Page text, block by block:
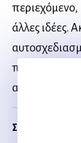
άλλες ιδέες.
προτείνονται
αποτέλεσμα
Σχετικα